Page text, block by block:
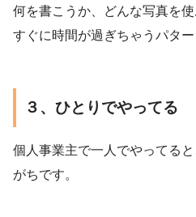
何を書こうか、どんな写真を
すぐに時間が過ぎちゃうパター
３、ひとりでやってる
個人事業主で一人でやってる
がちです。